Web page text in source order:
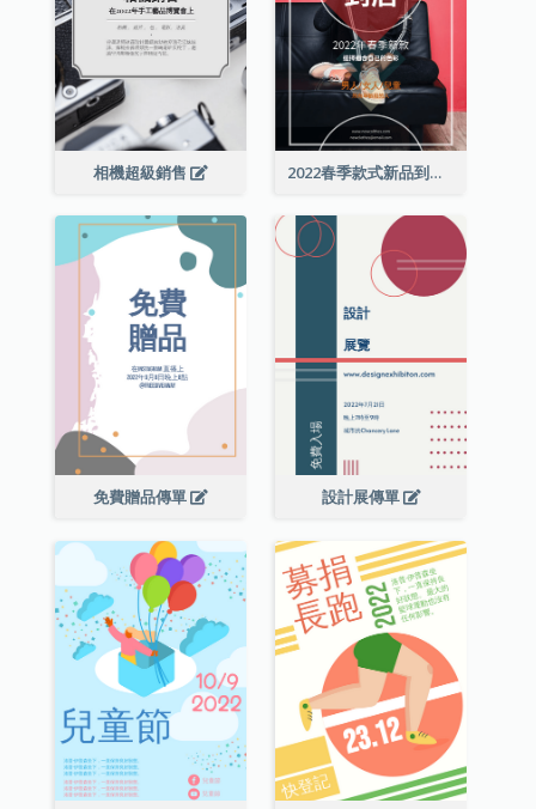
相機超級銷售 2022春季款式新品到店宣傳單張
免費贈品傳單 設計展傳單